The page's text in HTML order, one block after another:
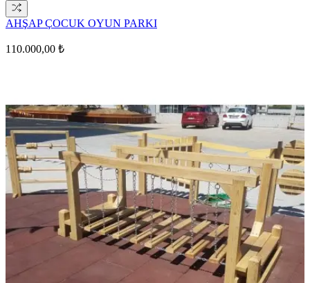
AHŞAP ÇOCUK OYUN PARKI
110.000,00 ₺